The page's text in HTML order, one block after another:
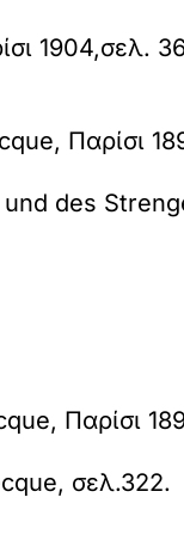
1904,σελ.
Παρίσι
des
Παρίσι
σελ.322.